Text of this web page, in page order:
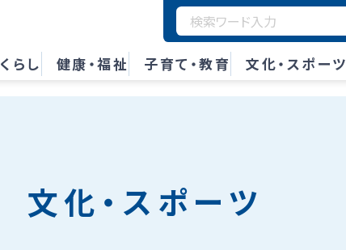
くらし 健康・福祉 子育て・教育 文化・スポーツ
文化・スポーツ